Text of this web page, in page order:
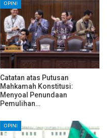
OPINI
Catatan atas Putusan
Mahkamah Konstitusi:
Menyoal Penundaan
Pemulihan…
OPINI